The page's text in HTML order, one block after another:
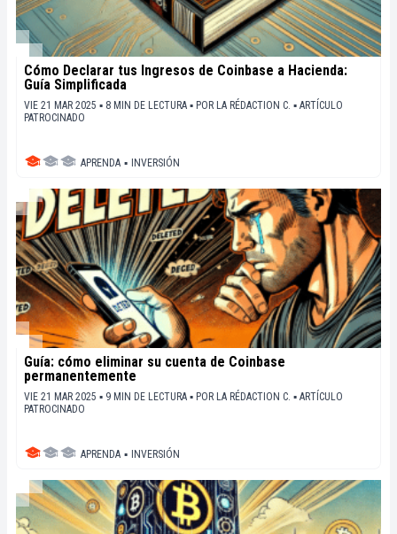
Cómo Declarar tus Ingresos de Coinbase a Hacienda:
Guía Simplificada
VIE 21 MAR 2025 ▪ 8 MIN DE LECTURA ▪ POR LA RÉDACTION C. ▪ ARTÍCULO
PATROCINADO
APRENDA ▪ INVERSIÓN
Guía: cómo eliminar su cuenta de Coinbase
permanentemente
VIE 21 MAR 2025 ▪ 9 MIN DE LECTURA ▪ POR LA RÉDACTION C. ▪ ARTÍCULO
PATROCINADO
APRENDA ▪ INVERSIÓN